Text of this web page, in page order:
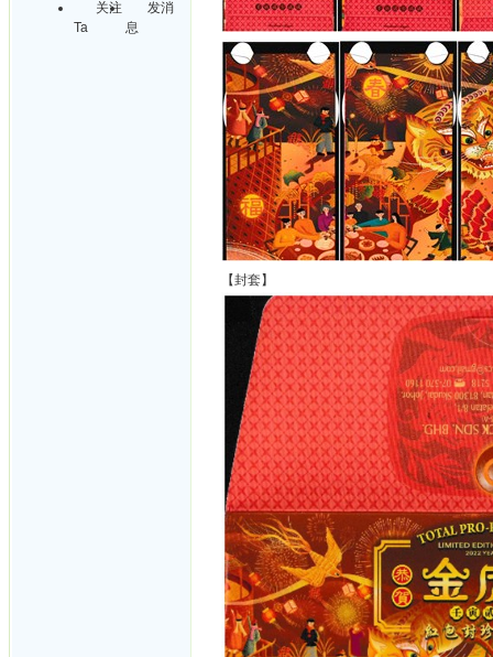
关注
Ta
发消
息
【封套】